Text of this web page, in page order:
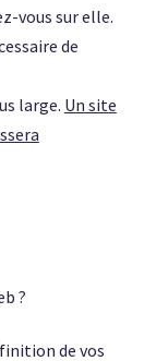
vous sur elle.
de
large. Un site
?
de vos